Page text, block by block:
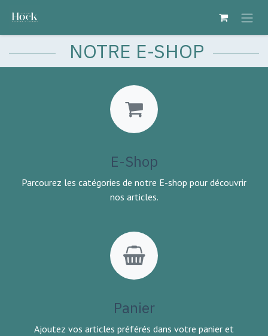
NOTRE E-SHOP
E-Shop
Parcourez les catégories de notre E-shop pour découvrir
nos articles.
Panier
Ajoutez vos articles préférés dans votre panier et